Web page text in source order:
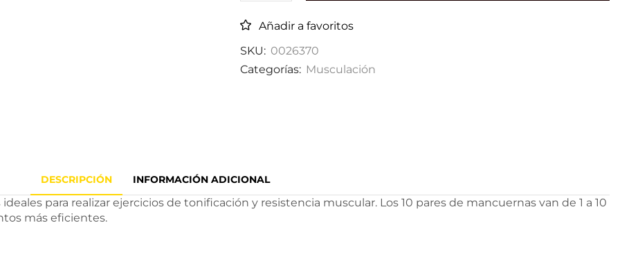
Añadir a favoritos
SKU: 0026370
Categorías: Musculación
DESCRIPCIÓN INFORMACIÓN ADICIONAL
para realizar ejercicios de tonificación y resistencia muscular. Los 10 pares de mancuernas van de 1 a 10
más eficientes.